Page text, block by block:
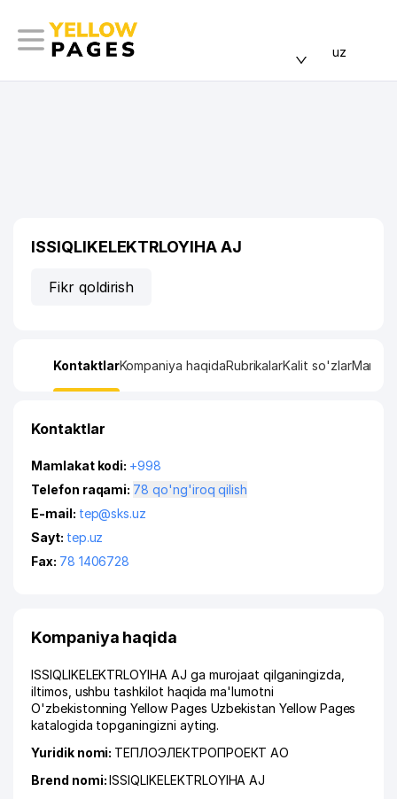
uz
ISSIQLIKELEKTRLOYIHA AJ
Fikr qoldirish
KontaktlarKompaniya haqidaRubrikalarKalit so'zlarManzil
Kontaktlar
Mamlakat kodi: +998
Telefon raqami:
78 qo'ng'iroq qilish
E-mail: tep@sks.uz
Sayt: tep.uz
Fax: 78 1406728
Kompaniya haqida
ISSIQLIKELEKTRLOYIHA AJ ga murojaat qilganingizda,
iltimos, ushbu tashkilot haqida ma'lumotni
O'zbekistonning Yellow Pages Uzbekistan Yellow Pages
katalogida topganingizni ayting.
Yuridik nomi: ТЕПЛОЭЛЕКТРОПРОЕКТ АО
Brend nomi:ISSIQLIKELEKTRLOYIHA AJ